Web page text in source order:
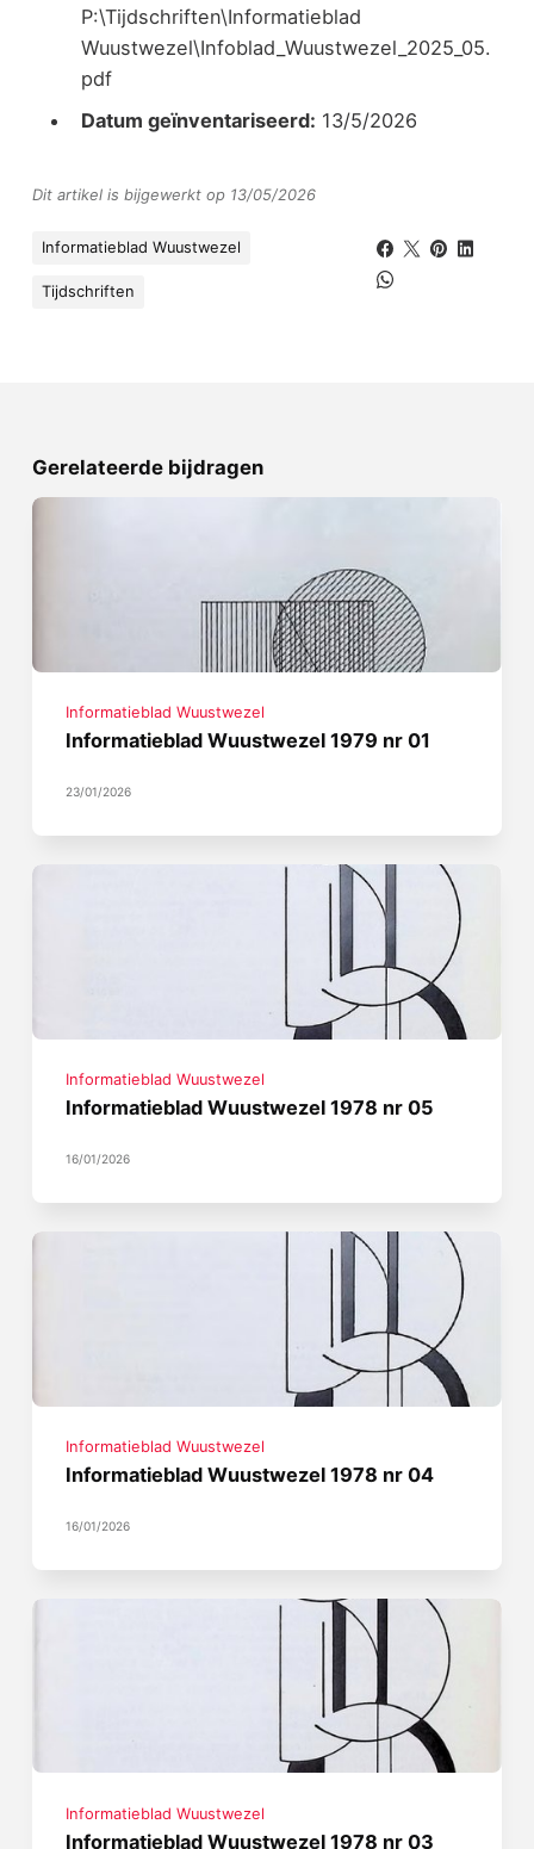
P:\Tijdschriften\Informatieblad
Wuustwezel\Infoblad_Wuustwezel_2025_05.
pdf
Datum geïnventariseerd: 13/5/2026
Dit artikel is bijgewerkt op 13/05/2026
Informatieblad Wuustwezel
Tijdschriften
Gerelateerde bijdragen
Informatieblad Wuustwezel
Informatieblad Wuustwezel 1979 nr 01
23/01/2026
Informatieblad Wuustwezel
Informatieblad Wuustwezel 1978 nr 05
16/01/2026
Informatieblad Wuustwezel
Informatieblad Wuustwezel 1978 nr 04
16/01/2026
Informatieblad Wuustwezel
Informatieblad Wuustwezel 1978 nr 03